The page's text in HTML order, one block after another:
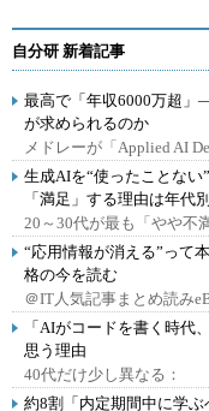
自分研 新着記事
最高で「年収6000万超
が求められるのか
メドレーが「Applied AI
生成AIを“使ったことな
「満足」する理由は年代
20～30代が最も「やや不
“応用情報が消える”っ
格の今を読む
＠IT人気記事まとめ読み
「AIがコードを書く時
思う理由
40代だけ少し異なる：
約8割「内定期間中に学